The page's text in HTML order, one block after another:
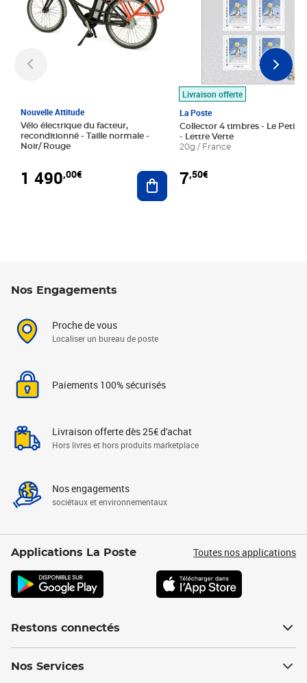
Nouvelle Attitude
Vélo électrique du facteur,
reconditionné - Taille normale -
Noir/ Rouge
1 490,00€ Ajouter au panier
Livraison offerte
La Poste
Collector 4 timbres - Le Petit
- Lettre Verte
20g / France
7,50€
Nos Engagements
Proche de vous
Localiser un bureau de poste
Paiements 100% sécurisés
Livraison offerte dès 25€ d'achat
Hors livres et hors produits marketplace
Nos engagements
sociétaux et environnementaux
Applications La Poste Toutes nos applications
Restons connectés
Nos Services